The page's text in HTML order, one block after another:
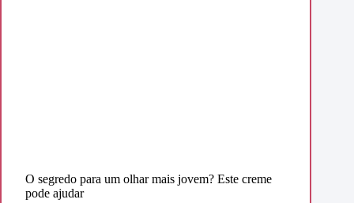
O segredo para um olhar mais jovem? Este creme
pode ajudar